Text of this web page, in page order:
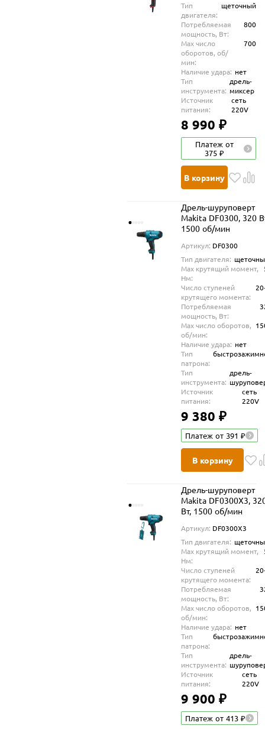
Тип
двигателя:
щеточный
Потребляемая
мощность, Вт:
800
Max число
оборотов, об/
мин:
700
Наличие удара: нет
Тип
инструмента:
дрель-
миксер
Источник
питания:
сеть
220V
8 990 ₽
Платеж от
375 ₽
В корзину
Дрель-шуруповерт
Makita DF0300, 320
1500 об/мин
Артикул: DF0300
Тип двигателя:
Max крутящий момент,
Нм:
Число ступеней
крутящего момента:
Потребляемая
мощность, Вт:
Max число оборотов,
об/мин:
Наличие удара: нет
Тип
патрона:
Тип
инструмента:
дрель-
Источник
питания:
сеть
220V
9 380 ₽
Платеж от 391 ₽
В корзину
Дрель-шуруповерт
Makita DF0300X3,
Вт, 1500 об/мин
Артикул: DF0300X3
Тип двигателя:
Max крутящий момент,
Нм:
Число ступеней
крутящего момента:
Потребляемая
мощность, Вт:
Max число оборотов,
об/мин:
Наличие удара: нет
Тип
патрона:
Тип
инструмента:
дрель-
Источник
питания:
сеть
220V
9 900 ₽
Платеж от 413 ₽